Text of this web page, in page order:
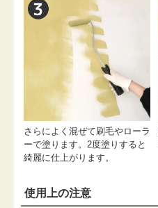
さらによく混ぜて刷毛やローラ
ーで塗ります。2度塗りすると
綺麗に仕上がります。
使用上の注意